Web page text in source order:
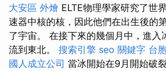
大安區 外燴 ELTE物理學家研究了世
速器中核的核，因此他們在出生後的
了宇宙。 在接下來的幾個月中，進入
流到東北。 搜索引擎 seo 關鍵字 台
國人成立公司 當冰開始在9月開始破